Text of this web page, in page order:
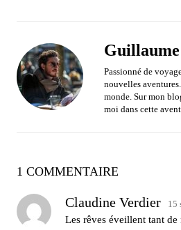
Passionné de
nouvelles
monde. Sur mon
moi dans cette
1 COMMENTAIRE
Claudine Verdier 15
Les rêves éveillent tant